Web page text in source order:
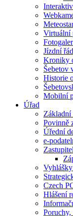
Virtuální
Jízdní
Kroniky
Šebetov
Historie
Mobilní
Úřad
Základní
Povinně
Úřední
e-
Czech
Hlášení